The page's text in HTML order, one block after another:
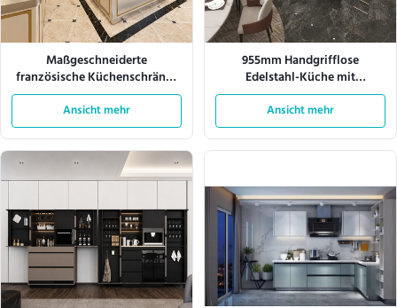
Maßgeschneiderte
französische Küchenschränke
aus Edelstahl 304 mit großem
Stauraum
Ansicht mehr
955mm Handgrifflose
Edelstahl-Küche mit
Induktionskern
Ansicht mehr